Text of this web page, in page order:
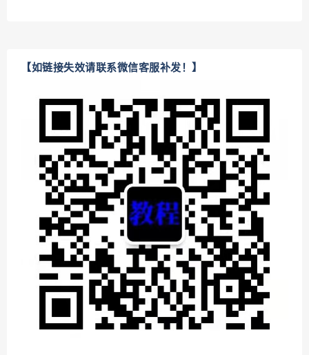
【如链接失效请联系微信客服补发！】